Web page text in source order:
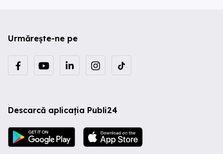
Urmărește-ne pe
Descarcă aplicația Publi24